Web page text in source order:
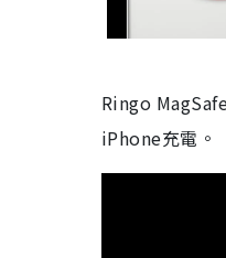
Ringo
iPhone充電。